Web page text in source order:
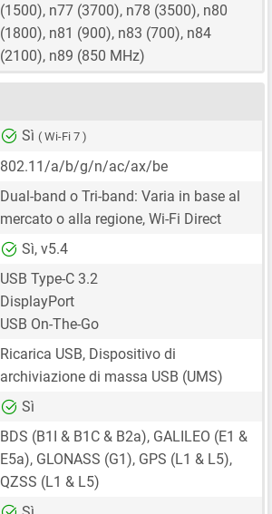
(1500), n77 (3700), n78 (3500), n80
(1800), n81 (900), n83 (700), n84
(2100), n89 (850 MHz)
Sì ( Wi-Fi 7 )
802.11/a/b/g/n/ac/ax/be
Dual-band o Tri-band: Varia in base al
mercato o alla regione, Wi-Fi Direct
Sì, v5.4
USB Type-C 3.2
DisplayPort
USB On-The-Go
Ricarica USB, Dispositivo di
archiviazione di massa USB (UMS)
Sì
BDS (B1I & B1C & B2a), GALILEO (E1 &
E5a), GLONASS (G1), GPS (L1 & L5),
QZSS (L1 & L5)